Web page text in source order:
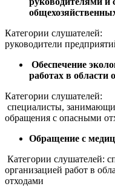
Категории слушателей:
руководители
Обеспечение
работах в
Категории слушателей:
специалисты,
обращения с опасными
Обращение с
Категории слушателей:
организацией работ в
отходами